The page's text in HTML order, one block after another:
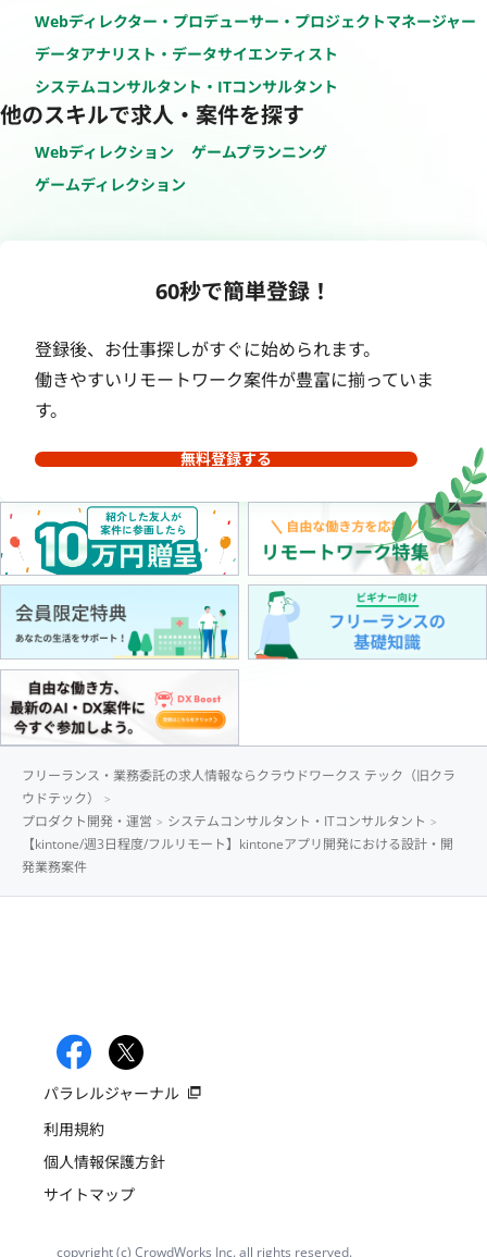
Webディレクター・プロデューサー・プロジェクトマネージャー
データアナリスト・データサイエンティスト
システムコンサルタント・ITコンサルタント
他のスキルで求人・案件を探す
Webディレクション
ゲームプランニング
ゲームディレクション
60秒で簡単登録！
登録後、お仕事探しがすぐに始められます。
働きやすいリモートワーク案件が豊富に揃っていま
す。
無料登録する
フリーランス・業務委託の求人情報ならクラウドワークス テック（旧クラ
ウドテック）
プロダクト開発・運営
システムコンサルタント・ITコンサルタント
【kintone/週3日程度/フルリモート】kintoneアプリ開発における設計・開
発業務案件
パラレルジャーナル
利用規約
個人情報保護方針
サイトマップ
copyright (c) CrowdWorks Inc. all rights reserved.